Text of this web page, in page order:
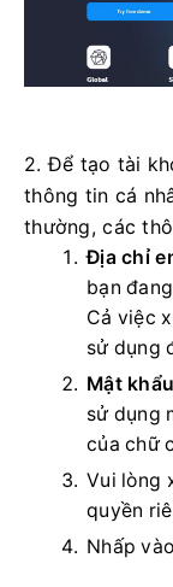
2. Để tạo tài
thông tin cá
thường, các
Địa chỉ
bạn
Cả việc
sử dụng
Mật
sử dụng
của chữ
Vui lòng
quyền
Nhấp vào